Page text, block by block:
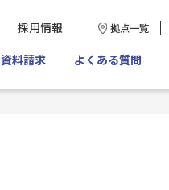
採用情報 拠点一覧
資料請求 よくある質問